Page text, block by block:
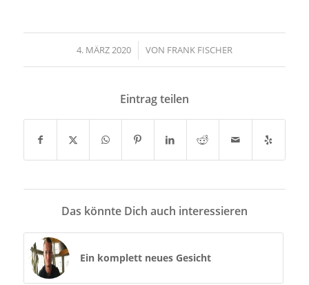
4. MÄRZ 2020
/ VON FRANK FISCHER
Eintrag teilen
Das könnte Dich auch interessieren
Ein komplett neues Gesicht